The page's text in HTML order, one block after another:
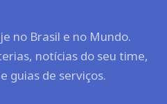
no Brasil e no Mundo.
notícias do seu time,
guias de serviços.